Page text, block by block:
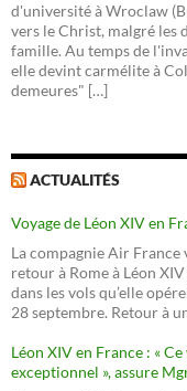
d'université à Wroclaw
vers le Christ, malgré les
famille. Au temps de
elle devint carmélite à
demeures" […]
ACTUALITÉS
Voyage de Léon XIV en
La compagnie Air
retour à Rome à Léon
dans les vols qu’elle
28 septembre. Retour à
Léon XIV en France : «
exceptionnel », assure